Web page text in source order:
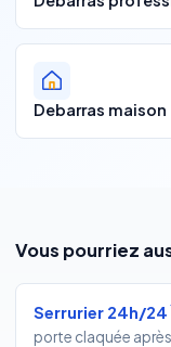
Debarras maison
Vous pourriez
Serrurier 24h/
porte claquée